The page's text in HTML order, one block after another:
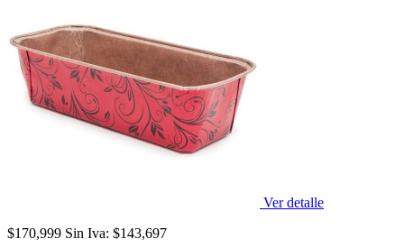
Ver detalle
$170,999 Sin Iva: $143,697